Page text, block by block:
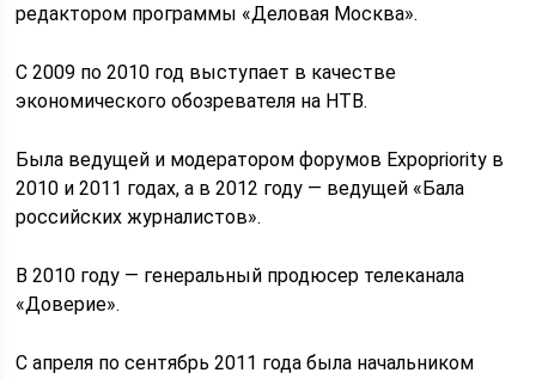
редактором программы «Деловая Москва».
С 2009 по 2010 год выступает в качестве
экономического обозревателя на НТВ.
Была ведущей и модератором форумов Expopriority в
2010 и 2011 годах, а в 2012 году — ведущей «Бала
российских журналистов».
В 2010 году — генеральный продюсер телеканала
«Доверие».
С апреля по сентябрь 2011 года была начальником